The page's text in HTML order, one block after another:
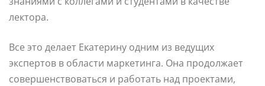
лектора.
Все это делает Екатерину одним из ведущих
экспертов в области маркетинга. Она продолжает
совершенствоваться и работать над проектами,